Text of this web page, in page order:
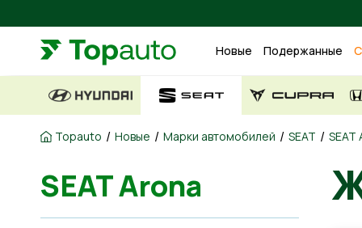
Новые Подержанные
Topauto / Новые / Марки автомобилей / SEAT / SEAT
SEAT Arona